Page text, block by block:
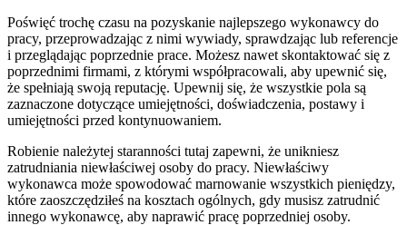
Poświęć trochę czasu na pozyskanie najlepszego wykonawcy do
pracy, przeprowadzając z nimi wywiady, sprawdzając lub referencje
i przeglądając poprzednie prace. Możesz nawet skontaktować się z
poprzednimi firmami, z którymi współpracowali, aby upewnić się,
że spełniają swoją reputację. Upewnij się, że wszystkie pola są
zaznaczone dotyczące umiejętności, doświadczenia, postawy i
umiejętności przed kontynuowaniem.
Robienie należytej staranności tutaj zapewni, że unikniesz
zatrudniania niewłaściwej osoby do pracy. Niewłaściwy
wykonawca może spowodować marnowanie wszystkich pieniędzy,
które zaoszczędziłeś na kosztach ogólnych, gdy musisz zatrudnić
innego wykonawcę, aby naprawić pracę poprzedniej osoby.